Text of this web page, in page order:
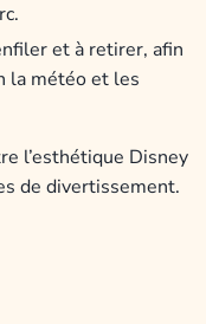
et à retirer, afin
la météo et les
l’esthétique Disney
de divertissement.